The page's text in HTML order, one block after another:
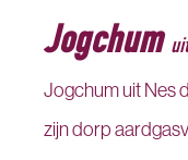
Jogchum
Jogchum uit Nes
zijn dorp